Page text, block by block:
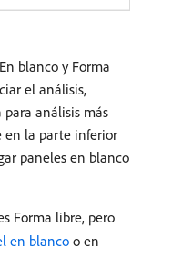
blanco y Forma
el análisis,
análisis más
en la parte inferior
paneles en blanco
Forma libre, pero
en blancoo en